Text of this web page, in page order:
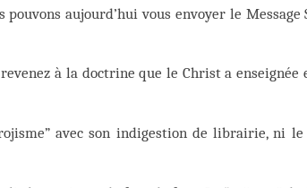
aujourd’hui vous envoyer le Message
à la doctrine que le Christ a enseignée
avec son indigestion de librairie, ni le